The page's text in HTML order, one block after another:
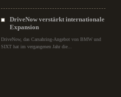
DriveNow verstärkt internationale
Expansion
DriveNow, das Carsahring-Angebot von BMW und
SIXT hat im vergangenen Jahr die...